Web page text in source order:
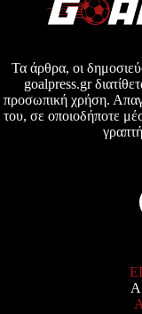
Τα άρθρα, οι
goalpress.gr
προσωπική χρήση.
του, σε οποιοδήποτε